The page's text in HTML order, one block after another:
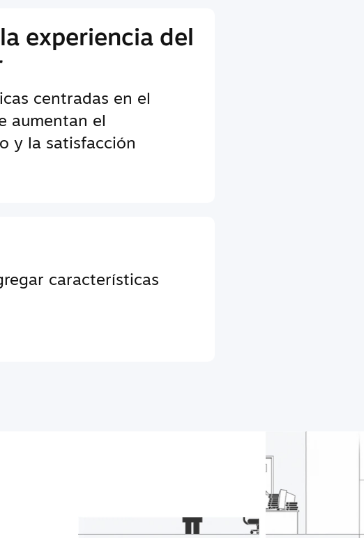
experiencia del
centradas en el
aumentan el
y la satisfacción
características